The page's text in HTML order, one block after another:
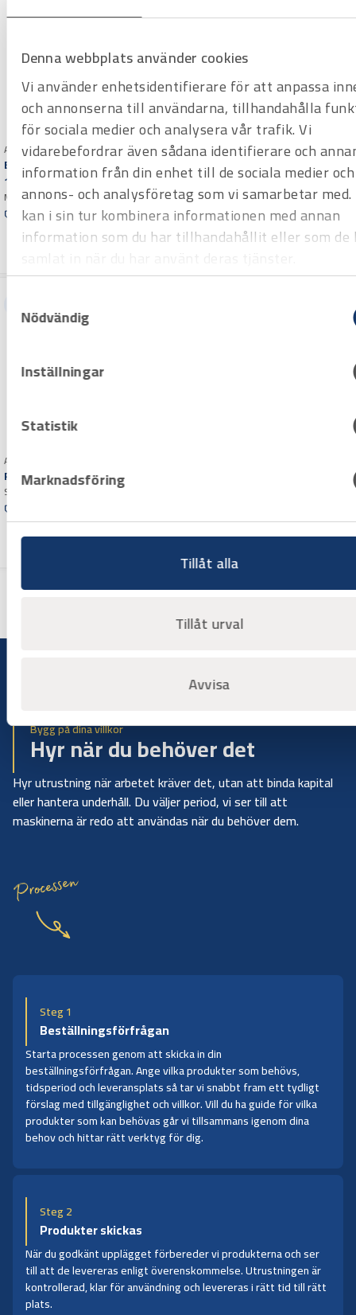
Denna webbplats använder cookies
Vi använder enhetsidentifierare för att anpassa
och annonserna till användarna, tillhandahålla
för sociala medier och analysera vår trafik. Vi
vidarebefordrar även sådana identifierare och
information från din enhet till de sociala medier och
annons- och analysföretag som vi samarbetar med.
kan i sin tur kombinera informationen med annan
information som du har tillhandahållit eller som de
Nödvändig
Inställningar
Statistik
Marknadsföring
Tillåt alla
Tillåt urval
Avvisa
Art.nr H1000330
Bandsåg Bomar PullDown
120
Manuell bandsåg från Bomar för
enkel gerkapning. Lämplig för
metall-kapning samt gering upp
till 60° för max rör 120 mm.
Offertpris
Varuko
Art.nr H1000920
Rörrulle till Scorp/Exact
Stor dubbel – passar 220/360
Offertpris
Varuko
rg
Art.nr H1000925
Rörrulle till Scorp/Exact
Stor enkel – passar 220/360
Varuko
Bygg på dina villkor
Hyr när du behöver det
Hyr utrustning när arbetet kräver det, utan att binda kapital
eller hantera underhåll. Du väljer period, vi ser till att
maskinerna är redo att användas när du behöver dem.
Processen
Steg 1
Beställningsförfrågan
Starta processen genom att skicka in din
beställningsförfrågan. Ange vilka produkter som behövs,
tidsperiod och leveransplats så tar vi snabbt fram ett tydligt
förslag med tillgänglighet och villkor. Vill du ha guide för vilka
produkter som kan behövas går vi tillsammans igenom dina
behov och hittar rätt verktyg för dig.
Steg 2
Produkter skickas
När du godkänt upplägget förbereder vi produkterna och ser
till att de levereras enligt överenskommelse. Utrustningen är
kontrollerad, klar för användning och levereras i rätt tid till rätt
plats.